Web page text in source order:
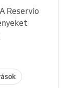
Reservio